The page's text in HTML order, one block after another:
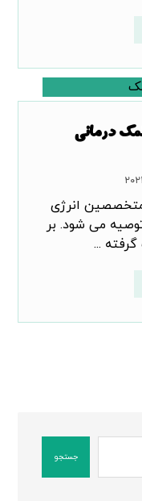
درمانی
انرژی
توصیه می شود. بر
...
جستجو